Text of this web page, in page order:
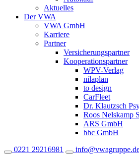
Aktuelles
Der VWA
VWA GmbH
Karriere
Partner
Versicherungspartner
Kooperationspartner
WPV-Verlag
nilaplan
to design
CarFleet
Dr. Klautzsch
Roos Nelskamp
ARS GmbH
bbc GmbH
0221 29216981